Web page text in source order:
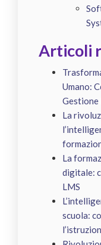
Articoli
Umano:
Gestione
La
La
digitale:
LMS
scuola: